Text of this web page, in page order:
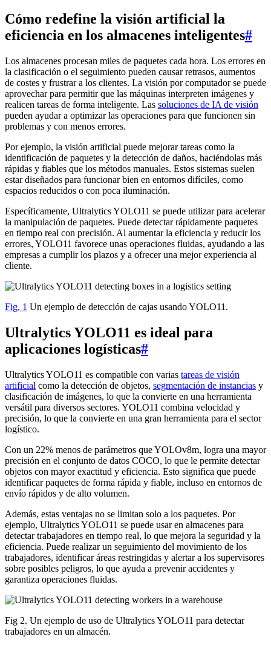
Cómo redefine la visión artificial la
eficiencia en los almacenes inteligentes#
Los almacenes procesan miles de paquetes cada hora. Los errores en
la clasificación o el seguimiento pueden causar retrasos, aumentos
de costes y frustrar a los clientes. La visión por computador se puede
aprovechar para permitir que las máquinas interpreten imágenes y
realicen tareas de forma inteligente. Las soluciones de IA de visión
pueden ayudar a optimizar las operaciones para que funcionen sin
problemas y con menos errores.
Por ejemplo, la visión artificial puede mejorar tareas como la
identificación de paquetes y la detección de daños, haciéndolas más
rápidas y fiables que los métodos manuales. Estos sistemas suelen
estar diseñados para funcionar bien en entornos difíciles, como
espacios reducidos o con poca iluminación.
Específicamente, Ultralytics YOLO11 se puede utilizar para acelerar
la manipulación de paquetes. Puede detectar rápidamente paquetes
en tiempo real con precisión. Al aumentar la eficiencia y reducir los
errores, YOLO11 favorece unas operaciones fluidas, ayudando a las
empresas a cumplir los plazos y a ofrecer una mejor experiencia al
cliente.
Fig. 1 Un ejemplo de detección de cajas usando YOLO11.
Ultralytics YOLO11 es ideal para
aplicaciones logísticas#
Ultralytics YOLO11 es compatible con varias tareas de visión
artificial como la detección de objetos, segmentación de instancias y
clasificación de imágenes, lo que la convierte en una herramienta
versátil para diversos sectores. YOLO11 combina velocidad y
precisión, lo que la convierte en una gran herramienta para el sector
logístico.
Con un 22% menos de parámetros que YOLOv8m, logra una mayor
precisión en el conjunto de datos COCO, lo que le permite detectar
objetos con mayor exactitud y eficiencia. Esto significa que puede
identificar paquetes de forma rápida y fiable, incluso en entornos de
envío rápidos y de alto volumen.
Además, estas ventajas no se limitan solo a los paquetes. Por
ejemplo, Ultralytics YOLO11 se puede usar en almacenes para
detectar trabajadores en tiempo real, lo que mejora la seguridad y la
eficiencia. Puede realizar un seguimiento del movimiento de los
trabajadores, identificar áreas restringidas y alertar a los supervisores
sobre posibles peligros, lo que ayuda a prevenir accidentes y
garantiza operaciones fluidas.
Fig 2. Un ejemplo de uso de Ultralytics YOLO11 para detectar
trabajadores en un almacén.